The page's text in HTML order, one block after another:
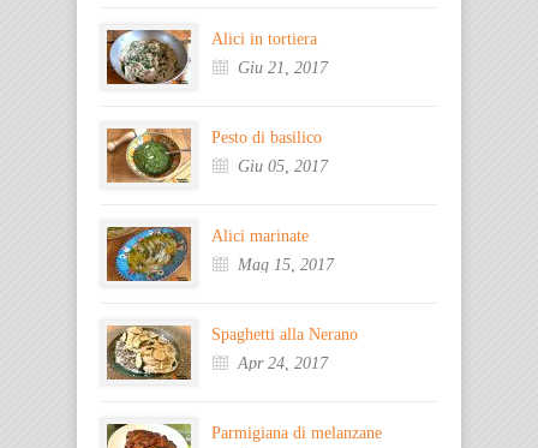
Alici in tortiera
Giu 21, 2017
Pesto di basilico
Giu 05, 2017
Alici marinate
Mag 15, 2017
Spaghetti alla Nerano
Apr 24, 2017
Parmigiana di melanzane